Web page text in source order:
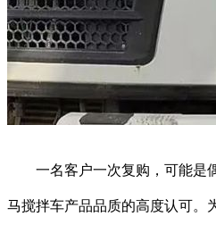
一名客户一次复购，可能是
马搅拌车产品品质的高度认可。